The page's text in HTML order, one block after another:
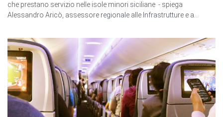
che prestano servizio nelle isole minori siciliane - spiega
Alessandro Aricò, assessore regionale alle Infrastrutture e a...